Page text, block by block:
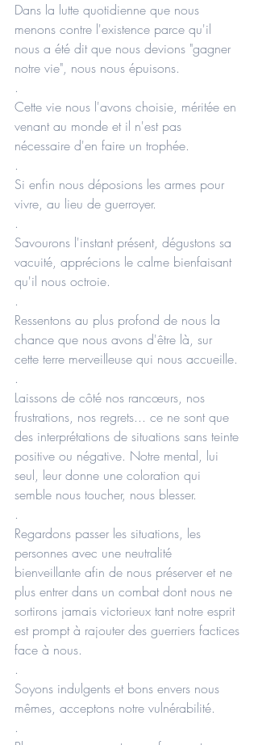
Dans la lutte quotidienne que nous
menons contre l'existence parce qu'il
nous a été dit que nous devions "gagner
notre vie", nous nous épuisons.
.
Cette vie nous l'avons choisie, méritée en
venant au monde et il n'est pas
nécessaire d'en faire un trophée.
.
Si enfin nous déposions les armes pour
vivre, au lieu de guerroyer.
.
Savourons l'instant présent, dégustons sa
vacuité, apprécions le calme bienfaisant
qu'il nous octroie.
.
Ressentons au plus profond de nous la
chance que nous avons d'être là, sur
cette terre merveilleuse qui nous accueille.
.
Laissons de côté nos rancœurs, nos
frustrations, nos regrets... ce ne sont que
des interprétations de situations sans teinte
positive ou négative. Notre mental, lui
seul, leur donne une coloration qui
semble nous toucher, nous blesser.
.
Regardons passer les situations, les
personnes avec une neutralité
bienveillante afin de nous préserver et ne
plus entrer dans un combat dont nous ne
sortirons jamais victorieux tant notre esprit
est prompt à rajouter des guerriers factices
face à nous.
.
Soyons indulgents et bons envers nous
mêmes, acceptons notre vulnérabilité.
.